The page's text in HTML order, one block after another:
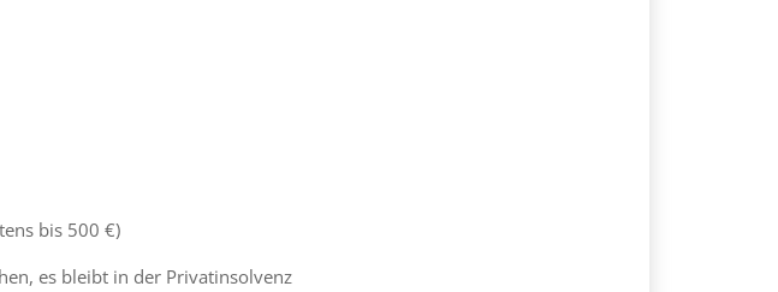
bis 500 €)
es bleibt in der Privatinsolvenz